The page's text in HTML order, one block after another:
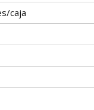
caja